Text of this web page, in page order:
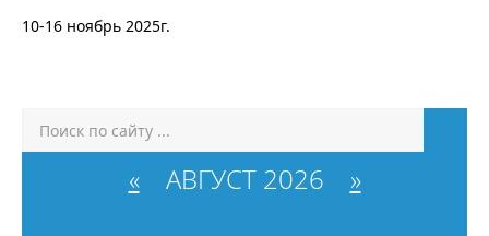
10-16 ноябрь 2025г.
«АВГУСТ 2026 »